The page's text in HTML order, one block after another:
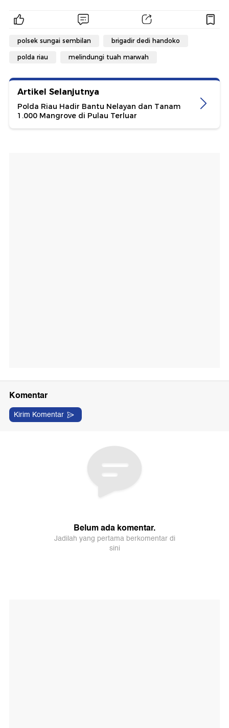
polsek sungai sembilan brigadir dedi handoko
polda riau melindungi tuah marwah
Artikel Selanjutnya
Polda Riau Hadir Bantu Nelayan dan Tanam
1.000 Mangrove di Pulau Terluar